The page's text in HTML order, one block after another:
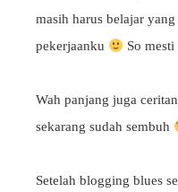
masih harus belajar
pekerjaanku
So
Wah panjang juga
sekarang sudah sembuh
Setelah blogging blues